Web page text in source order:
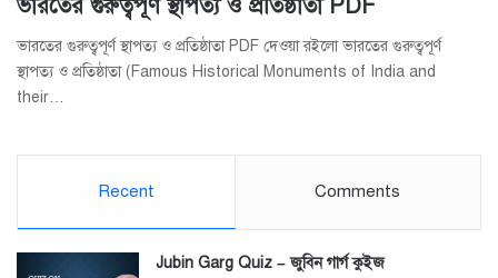
ভারতের গুরুত্বপূর্ণ স্থাপত্য ও প্রতিষ্ঠাতা PDF
ভারতের গুরুত্বপূর্ণ স্থাপত্য ও প্রতিষ্ঠাতা PDF দেওয়া রইলো ভারতের গুরুত্বপূর্ণ
স্থাপত্য ও প্রতিষ্ঠাতা (Famous Historical Monuments of India and
their…
Recent Comments
Jubin Garg Quiz – জুবিন গার্গ কুইজ